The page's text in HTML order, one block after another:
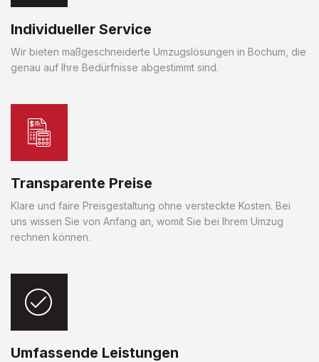
Individueller Service
Wir bieten maßgeschneiderte Umzugslösungen in Bochum, die
genau auf Ihre Bedürfnisse abgestimmt sind.
Transparente Preise
Klare und faire Preisgestaltung ohne versteckte Kosten. Bei
uns wissen Sie von Anfang an, womit Sie bei Ihrem Umzug
rechnen können.
Umfassende Leistungen